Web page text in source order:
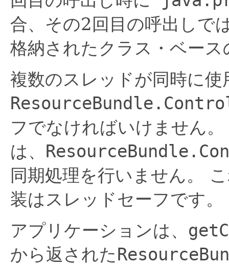
合、その2回目の呼出しで
格納されたクラス・ベー
複数のスレッドが同時に使
フでなければいけません。
は、
同期処理を行いません。
装はスレッドセーフです。
アプリケーションは、
から返された